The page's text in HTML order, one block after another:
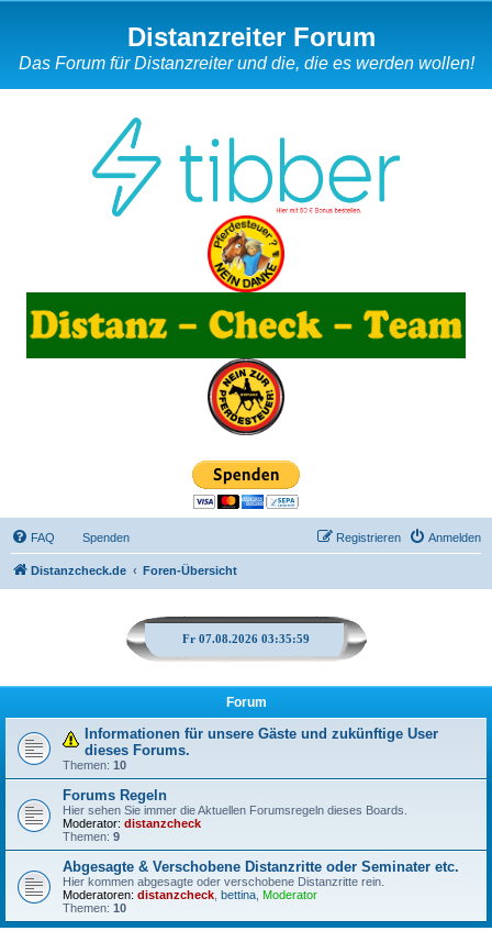
Distanzreiter Forum
Das Forum für Distanzreiter und die, die es werden wollen!
FAQ Spenden Anmelden
Registrieren
Distanzcheck.de Foren-Übersicht
Fr 07.08.2026 03:35:59
Forum
Informationen für unsere Gäste und zukünftige User
dieses Forums.
Themen: 10
Forums Regeln
Hier sehen Sie immer die Aktuellen Forumsregeln dieses Boards.
Moderator: distanzcheck
Themen: 9
Abgesagte & Verschobene Distanzritte oder Seminater etc.
Hier kommen abgesagte oder verschobene Distanzritte rein.
Moderatoren: distanzcheck bettina Moderator
Themen: 10